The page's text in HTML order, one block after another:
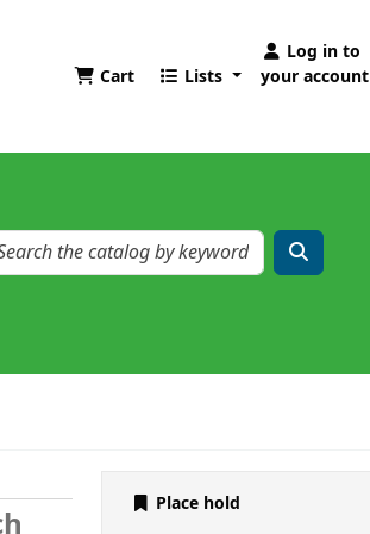
Cart Lists
Log in to
your account
Place hold